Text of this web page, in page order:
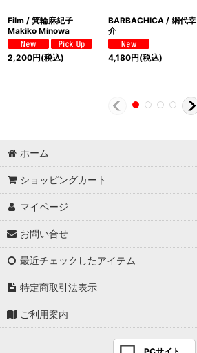
Film / 箕輪麻紀子
Makiko Minowa
2,200円(税込)
BARBACHICA / 網代幸
介
4,180円(税込)
ホーム
ショッピングカート
マイページ
お問い合せ
最近チェックしたアイテム
特定商取引法表示
ご利用案内